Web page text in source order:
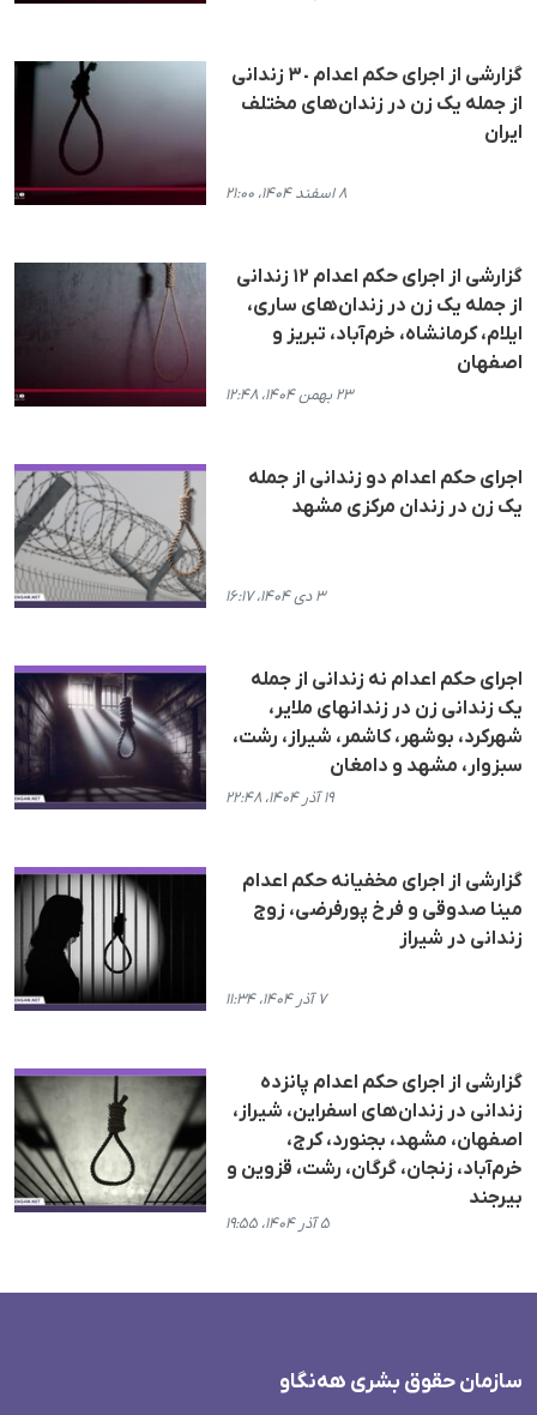
گزارشی از اجرای حکم اعدام ٣٠ زندانی
از جملە یک زن در زندان‌های مختلف
ایران
۸ اسفند ۱۴۰۴، ۲۱:۰۰
گزارشی از اجرای حکم اعدام ١٢ زندانی
از جملە یک زن در زندان‌های ساری،
ایلام، کرمانشاه، خرم‌آباد، تبریز و
اصفهان
۲۳ بهمن ۱۴۰۴، ۱۲:۴۸
اجرای حکم اعدام دو زندانی از جملە
یک زن در زندان مرکزی مشهد
۳ دی ۱۴۰۴، ۱۶:۱۷
اجرای حکم اعدام نە زندانی از جملە
یک زندانی زن در زندانهای ملایر،
شهرکرد، بوشهر، کاشمر، شیراز، رشت،
سبزوار، مشهد و دامغان
۱۹ آذر ۱۴۰۴، ۲۲:۴۸
گزارشی از اجرای مخفیانه حکم اعدام
مینا صدوقی و فرخ پورفرضی، زوج
زندانی در شیراز
۷ آذر ۱۴۰۴، ۱۱:۳۴
گزارشی از اجرای حکم اعدام پانزده
زندانی در زندان‌های اسفراین، شیراز،
اصفهان، مشهد، بجنورد، کرج،
خرم‌آباد، زنجان، گرگان، رشت، قزوین و
بیرجند
۵ آذر ۱۴۰۴، ۱۹:۵۵
سازمان حقوق بشری هەنگاو